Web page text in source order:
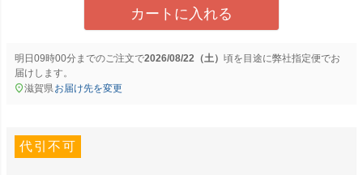
カートに入れる
明日 09時00分までのご注文で2026/08/22（土） に弊社指定便でお
届けします。
滋賀県お届け先を変更
代引不可